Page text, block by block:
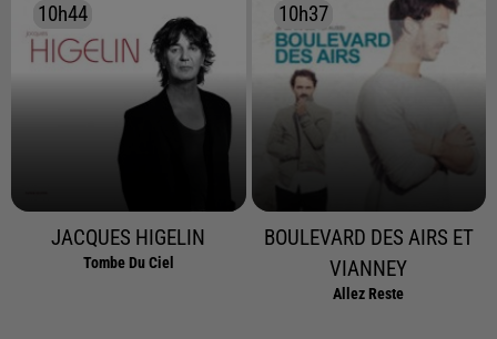
10h44
10h44
JACQUES HIGELIN
Tombe Du Ciel
10h37
10h37
BOULEVARD DES AIRS ET
VIANNEY
Allez Reste